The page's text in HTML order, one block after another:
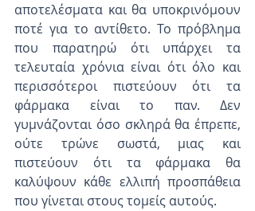
αποτελέσματα και θα υποκρινόμουν
ποτέ για το αντίθετο. Το πρόβλημα
που παρατηρώ ότι υπάρχει τα
τελευταία χρόνια είναι ότι όλο και
περισσότεροι πιστεύουν ότι τα
φάρμακα είναι το παν. Δεν
γυμνάζονται όσο σκληρά θα έπρεπε,
ούτε τρώνε σωστά, μιας και
πιστεύουν ότι τα φάρμακα θα
καλύψουν κάθε ελλιπή προσπάθεια
που γίνεται στους τομείς αυτούς.